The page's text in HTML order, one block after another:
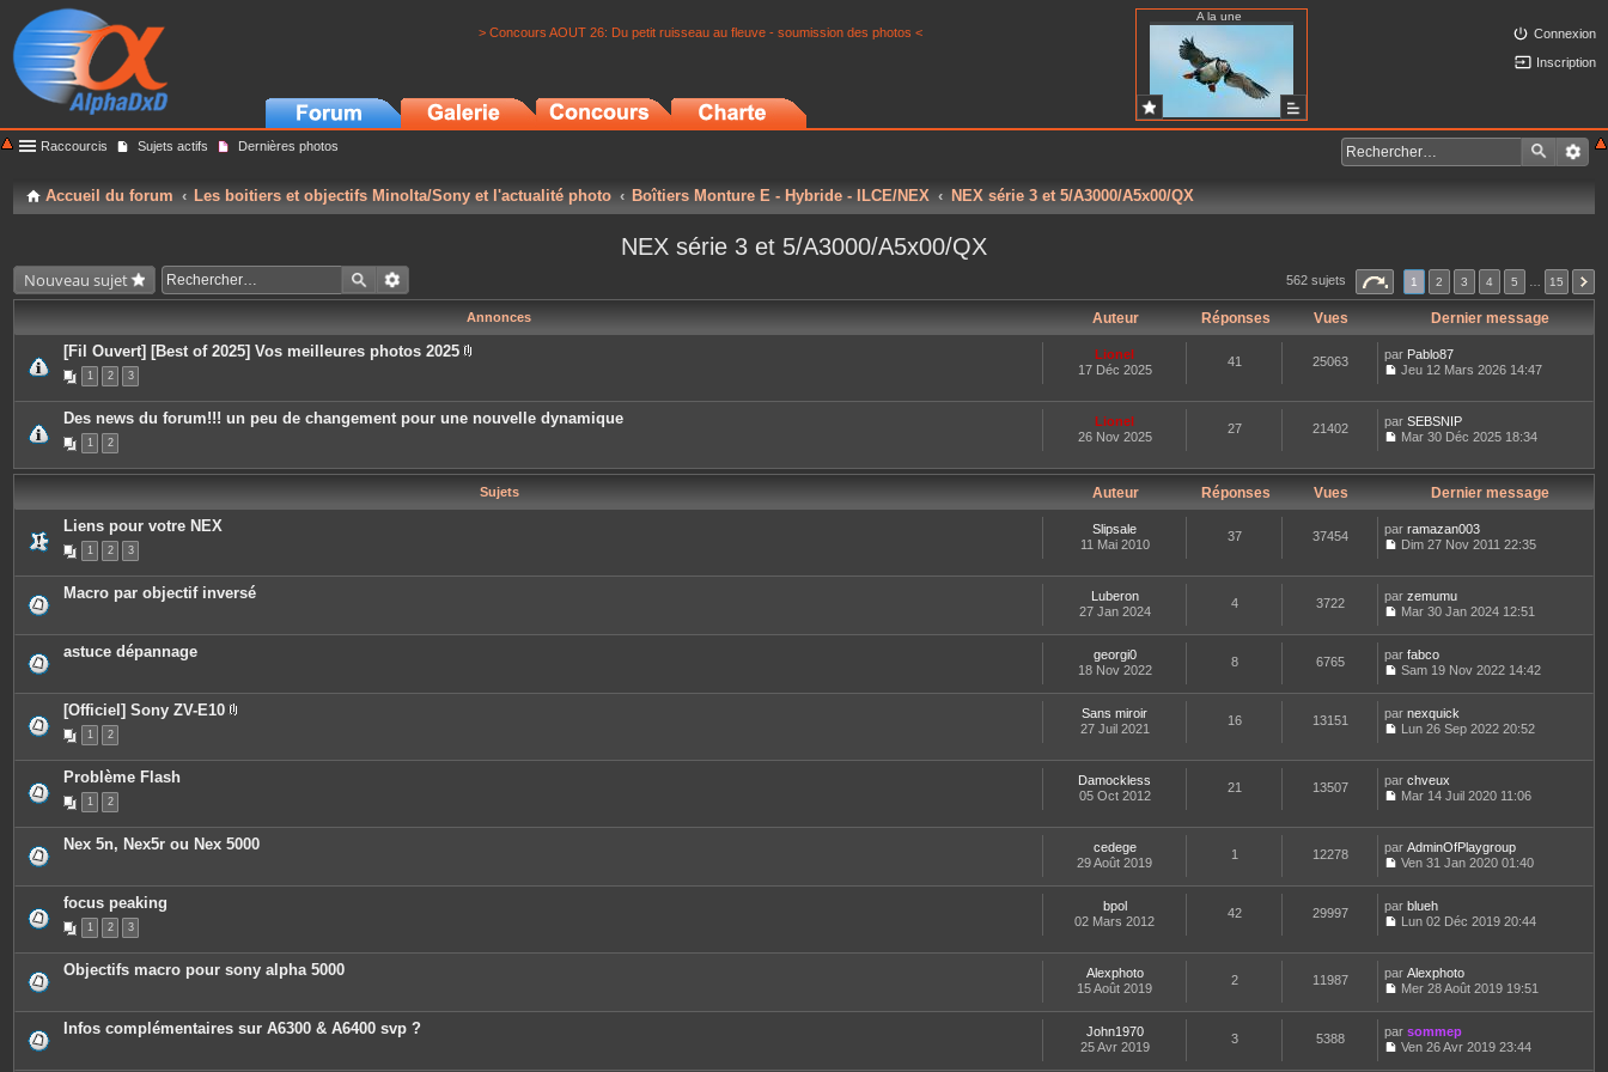
> Concours AOUT 26: Du petit ruisseau au fleuve - soumission des photos <
A la une
Connexion
Inscription
Raccourcis Sujets actifs Dernières photos
Accueil du forum Les boitiers et objectifs Minolta/Sony et l'actualité photo Boîtiers Monture E - Hybride - ILCE/NEX NEX série 3 et 5/A3000/A5x00/QX
NEX série 3 et 5/A3000/A5x00/QX
Nouveau sujet 562 sujets 1 2 3 4 5 15
Annonces Auteur Réponses Vues Dernier message
[Fil Ouvert] [Best of 2025] Vos meilleures photos 2025
c
e
i
t
1 2 3
Lionel
17 Déc 2025
41 25063 par Pablo87
s
u
t
e
d
n
m
e
s
s
a
Jeu 12 Mars 2026 14:47
Des news du forum!!! un peu de changement pour une nouvelle dynamique
1 2
Lionel
26 Nov 2025
27 21402 par SEBSNIP
n
u
l
r
e
d
e
r
n
e
r
m
s
s
a
Mar 30 Déc 2025 18:34
Sujets Auteur Réponses Vues Dernier message
Liens pour votre NEX
1 2 3
Slipsale
11 Mai 2010
37 37454 par ramazan003
s
u
l
t
e
l
e
d
r
i
e
e
s
s
g
e
Dim 27 Nov 2011 22:35
Macro par objectif inversé
Luberon
27 Jan 2024
4 3722 par zemumu
o
n
s
t
e
l
e
d
r
i
r
m
e
s
g
e
Mar 30 Jan 2024 12:51
astuce dépannage
georgi0
18 Nov 2022
8 6765 par fabco
o
n
s
l
t
e
d
e
r
i
e
e
s
s
g
e
Sam 19 Nov 2022 14:42
[Officiel] Sony ZV-E10
c
i
n
1 2
Sans miroir
27 Juil 2021
16 13151 par nexquick
s
u
e
r
d
e
n
i
e
e
s
s
Lun 26 Sep 2022 20:52
Problème Flash
1 2
Damockless
05 Oct 2012
21 13507 par chveux
s
u
l
t
e
d
e
r
i
Mar 14 Juil 2020 11:06
Nex 5n, Nex5r ou Nex 5000
cedege
29 Août 2019
1 12278 par AdminOfPlaygroup
o
n
s
l
t
e
l
e
d
Ven 31 Jan 2020 01:40
focus peaking
1 2 3
bpol
02 Mars 2012
42 29997 par blueh
s
u
l
t
e
Lun 02 Déc 2019 20:44
Objectifs macro pour sony alpha 5000
Alexphoto
15 Août 2019
2 11987 par Alexphoto
o
n
s
Mer 28 Août 2019 19:51
Infos complémentaires sur A6300 & A6400 svp ?
John1970
25 Avr 2019
3 5388 par sommep
Ven 26 Avr 2019 23:44